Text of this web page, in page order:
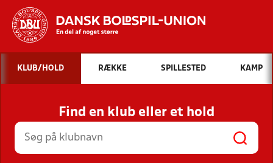
Hvad vil du søge efter?
INDHOLD OG NYHEDER
STILLINGER, RESULTATER, KLUBBER OG
HOLD
KLUB/HOLD RÆKKE SPILLESTED KAMP
Find en klub eller et hold